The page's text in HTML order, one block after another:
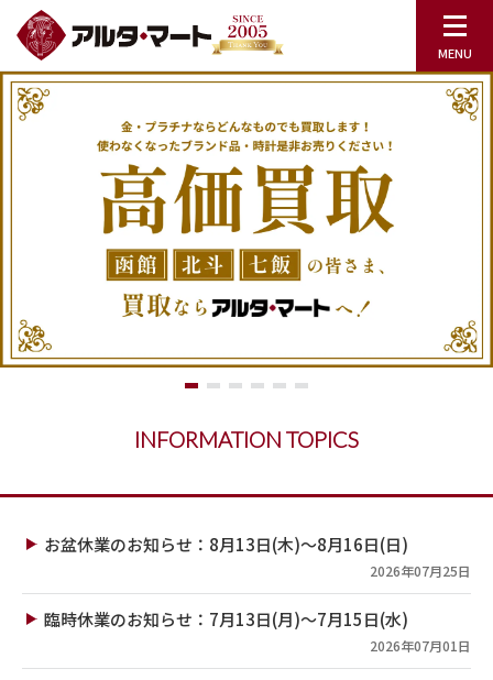
INFORMATION TOPICS
お盆休業のお知らせ：8月13日(木)～8月16日(日)
2026年07月25日
臨時休業のお知らせ：7月13日(月)～7月15日(水)
2026年07月01日